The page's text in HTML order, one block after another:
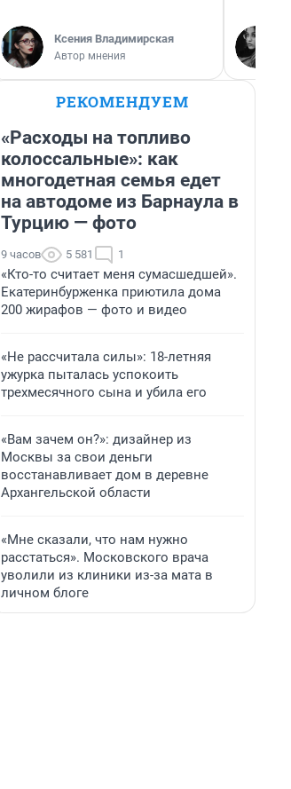
Ксения Владимирская
Автор мнения
РЕКОМЕНДУЕМ
«Расходы на топливо
колоссальные»: как
многодетная семья едет
на автодоме из Барнаула в
Турцию — фото
9 часов 5 581 1
«Кто-то считает меня сумасшедшей».
Екатеринбурженка приютила дома
200 жирафов — фото и видео
«Не рассчитала силы»: 18-летняя
ужурка пыталась успокоить
трехмесячного сына и убила его
«Вам зачем он?»: дизайнер из
Москвы за свои деньги
восстанавливает дом в деревне
Архангельской области
«Мне сказали, что нам нужно
расстаться». Московского врача
уволили из клиники из-за мата в
личном блоге